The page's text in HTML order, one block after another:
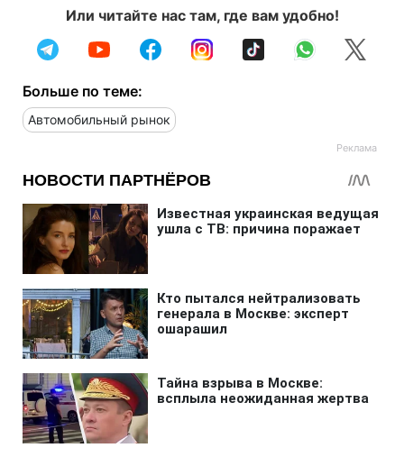
Или читайте нас там, где вам удобно!
Больше по теме:
Автомобильный рынок